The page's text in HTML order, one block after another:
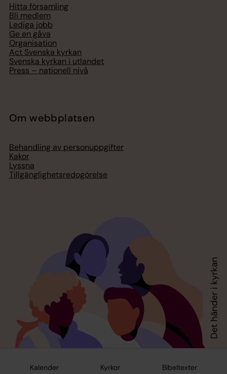
Kalender Kyrkor Bibeltexter
Hitta församling
Bli medlem
Lediga jobb
Ge en gåva
Organisation
Act Svenska kyrkan
Svenska kyrkan i utlandet
Press – nationell nivå
Om webbplatsen
Behandling av personuppgifter
Kakor
Lyssna
Tillgänglighetsredogörelse